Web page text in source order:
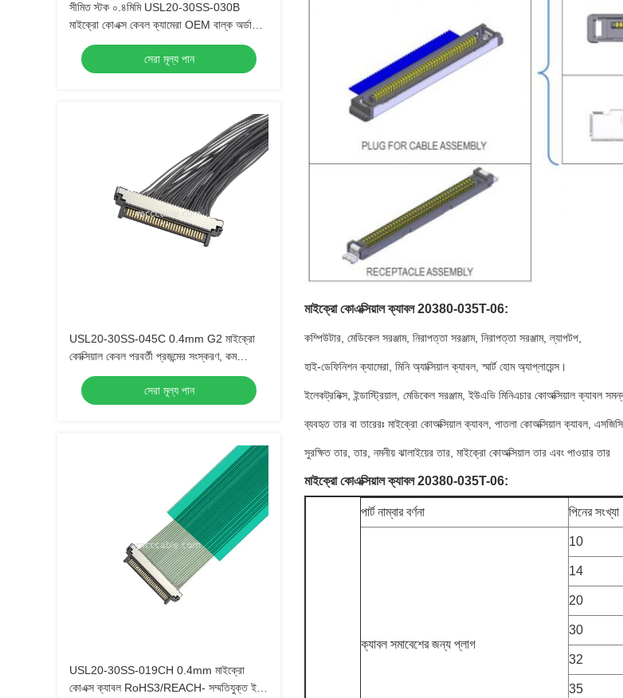
সীমিত স্টক ০.৪মিমি USL20-30SS-030B
মাইক্রো কোএক্স কেবল ক্যামেরা OEM বাল্ক অর্ডারের
জন্য দ্রুত ডেলিভারি
সেরা মূল্য পান
USL20-30SS-045C 0.4mm G2 মাইক্রো
কোক্সিয়াল কেবল পরবর্তী প্রজন্মের সংস্করণ, কম
সন্নিবেশ বল সহ
সেরা মূল্য পান
USL20-30SS-019CH 0.4mm মাইক্রো
কোএক্স ক্যাবল RoHS3/REACH- সম্মতিযুক্ত ইইউ
মাইক্রো কোএক্সিয়াল ক্যাবল 20380-035T-06:
কম্পিউটার, মেডিকেল সরঞ্জাম, নিরাপত্তা সরঞ্জাম, নিরাপত্তা সরঞ্জাম, ল্যাপটপ,
হাই-ডেফিনিশন ক্যামেরা, মিনি অ্যাক্সিয়াল ক্যাবল, স্মার্ট হোম অ্যাপ্লায়েন্স।
ইলেকট্রনিক্স, ইন্ডাস্ট্রিয়াল, মেডিকেল সরঞ্জাম, ইউএভি মিনিএচার কোঅক্সিয়াল ক্যাবল
ব্যবহৃত তার বা তারেরঃ মাইক্রো কোঅক্সিয়াল ক্যাবল, পাতলা কোঅক্সিয়াল ক্যাবল,
সুরক্ষিত তার, তার, নমনীয় ঝালাইয়ের তার, মাইক্রো কোঅক্সিয়াল তার এবং পাওয়ার তার
মাইক্রো কোএক্সিয়াল ক্যাবল 20380-035T-06:
পার্ট নাম্বার বর্ণনা পিনের সংখ্যা
ক্যাবল সমাবেশের জন্য প্লাগ
10
14
20
30
32
35